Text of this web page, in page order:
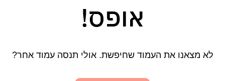
אופס!
לא מצאנו את העמוד שחיפשת. אולי תנסה עמוד אחר?